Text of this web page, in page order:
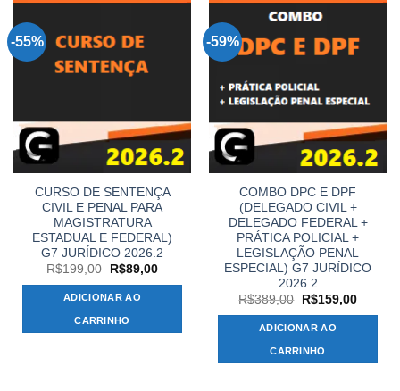
-55%
CURSO DE SENTENÇA
CIVIL E PENAL PARA
MAGISTRATURA
ESTADUAL E FEDERAL)
G7 JURÍDICO 2026.2
R$199,00
O
original
era:
R$199,00.
R$89,00O
ADICIONAR AO
CARRINHO
-59%
COMBO DPC E DPF
(DELEGADO CIVIL +
DELEGADO FEDERAL +
PRÁTICA POLICIAL +
LEGISLAÇÃO PENAL
ESPECIAL) G7 JURÍDICO
2026.2
R$389,00
O
original
era:
R$389,00.
R$159,00O
ADICIONAR AO
CARRINHO